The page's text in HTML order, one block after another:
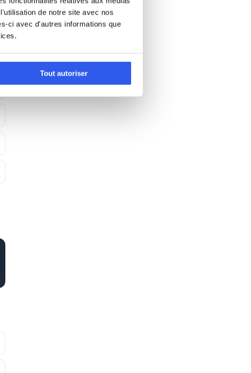
de notre site avec nos
ci avec d'autres informations que
Tout autoriser